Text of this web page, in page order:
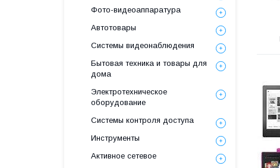
Фото-видеоаппаратура
Автотовары
Системы видеонаблюдения
Бытовая техника и товары для
дома
Электротехническое
оборудование
Системы контроля доступа
Инструменты
Активное сетевое